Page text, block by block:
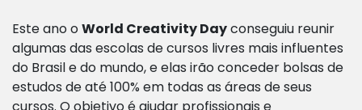
Este ano oWorld Creativity Dayconseguiu reunir
algumas das escolas de cursos livres mais influentes
do Brasil e do mundo, e elas irão conceder bolsas de
estudos de até 100% em todas as áreas de seus
cursos. O objetivo é ajudar profissionais e